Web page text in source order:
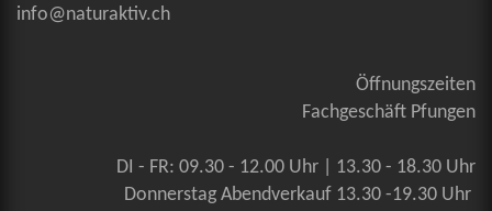
info@naturaktiv.ch
Öffnungszeiten
Fachgeschäft Pfungen
DI - FR: 09.30 - 12.00 Uhr | 13.30 - 18.30 Uhr
Donnerstag Abendverkauf 13.30 -19.30 Uhr